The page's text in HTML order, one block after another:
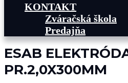
KONTAKT
Zváračská škola
Predajňa
ESAB
PR.2,0X300MM